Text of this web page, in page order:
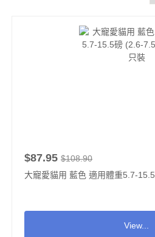
$87.95 $108.90
大寵愛貓用 藍色 適用體重5.7-
View...